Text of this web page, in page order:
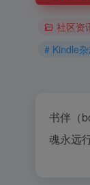
社区资
# Kindle
书伴（
魂永远